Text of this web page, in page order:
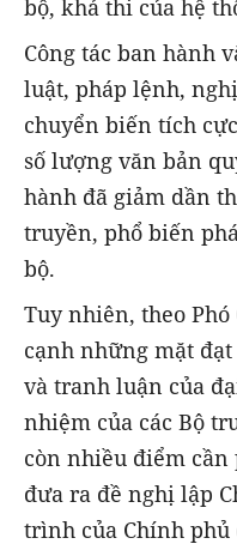
bộ, khả thi của hệ
Công tác ban hành
luật, pháp lệnh,
chuyển biến tích
số lượng văn bản
hành đã giảm dần
truyền, phổ biến
bộ.
Tuy nhiên, theo
cạnh những mặt
và tranh luận của
nhiệm của các Bộ
còn nhiều điểm
đưa ra đề nghị lập
trình của Chính phủ